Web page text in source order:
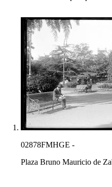
02878FMHGE -
Plaza Bruno Mauricio de